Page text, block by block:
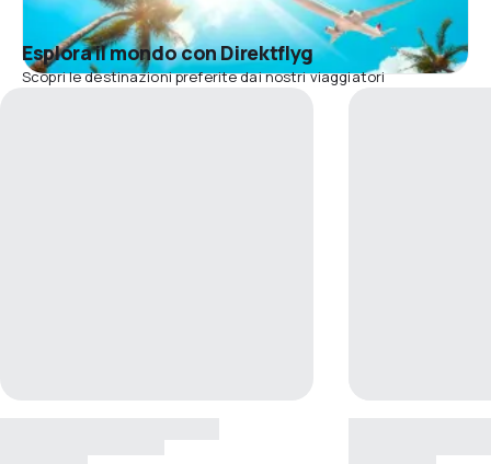
Esplora il mondo con Direktflyg
Scopri le destinazioni preferite dai nostri viaggiatori